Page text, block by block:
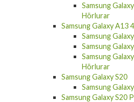
Samsung
Hörlurar
Samsung Galaxy A13
Samsung
Samsung
Samsung
Hörlurar
Samsung Galaxy S20
Samsung
Samsung Galaxy S20